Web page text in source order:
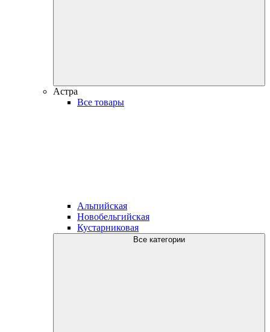
Астра
Все товары
Альпийская
Новобельгийская
Кустарниковая
Все категории